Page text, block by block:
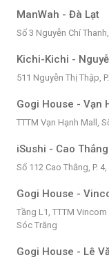
ManWah - Đà Lạt
Số 3 Nguyễn Chí
Kichi-Kichi -
511 Nguyễn Thị Thập,
Gogi House - Vạn
TTTM Vạn Hạnh Mall,
iSushi - Cao Thắng
Số 112 Cao Thắng, P.
Gogi House -
Tầng L1, TTTM
Sóc Trăng
Gogi House - Lê